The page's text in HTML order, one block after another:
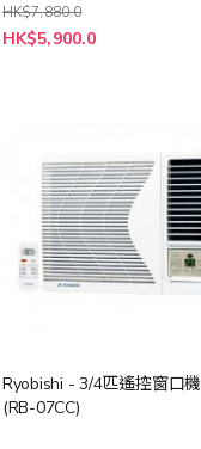
HK$7,880.0
特
殊
HK$5,900.0
Ryobishi - 3/4匹遙控窗口機
(RB-07CC)